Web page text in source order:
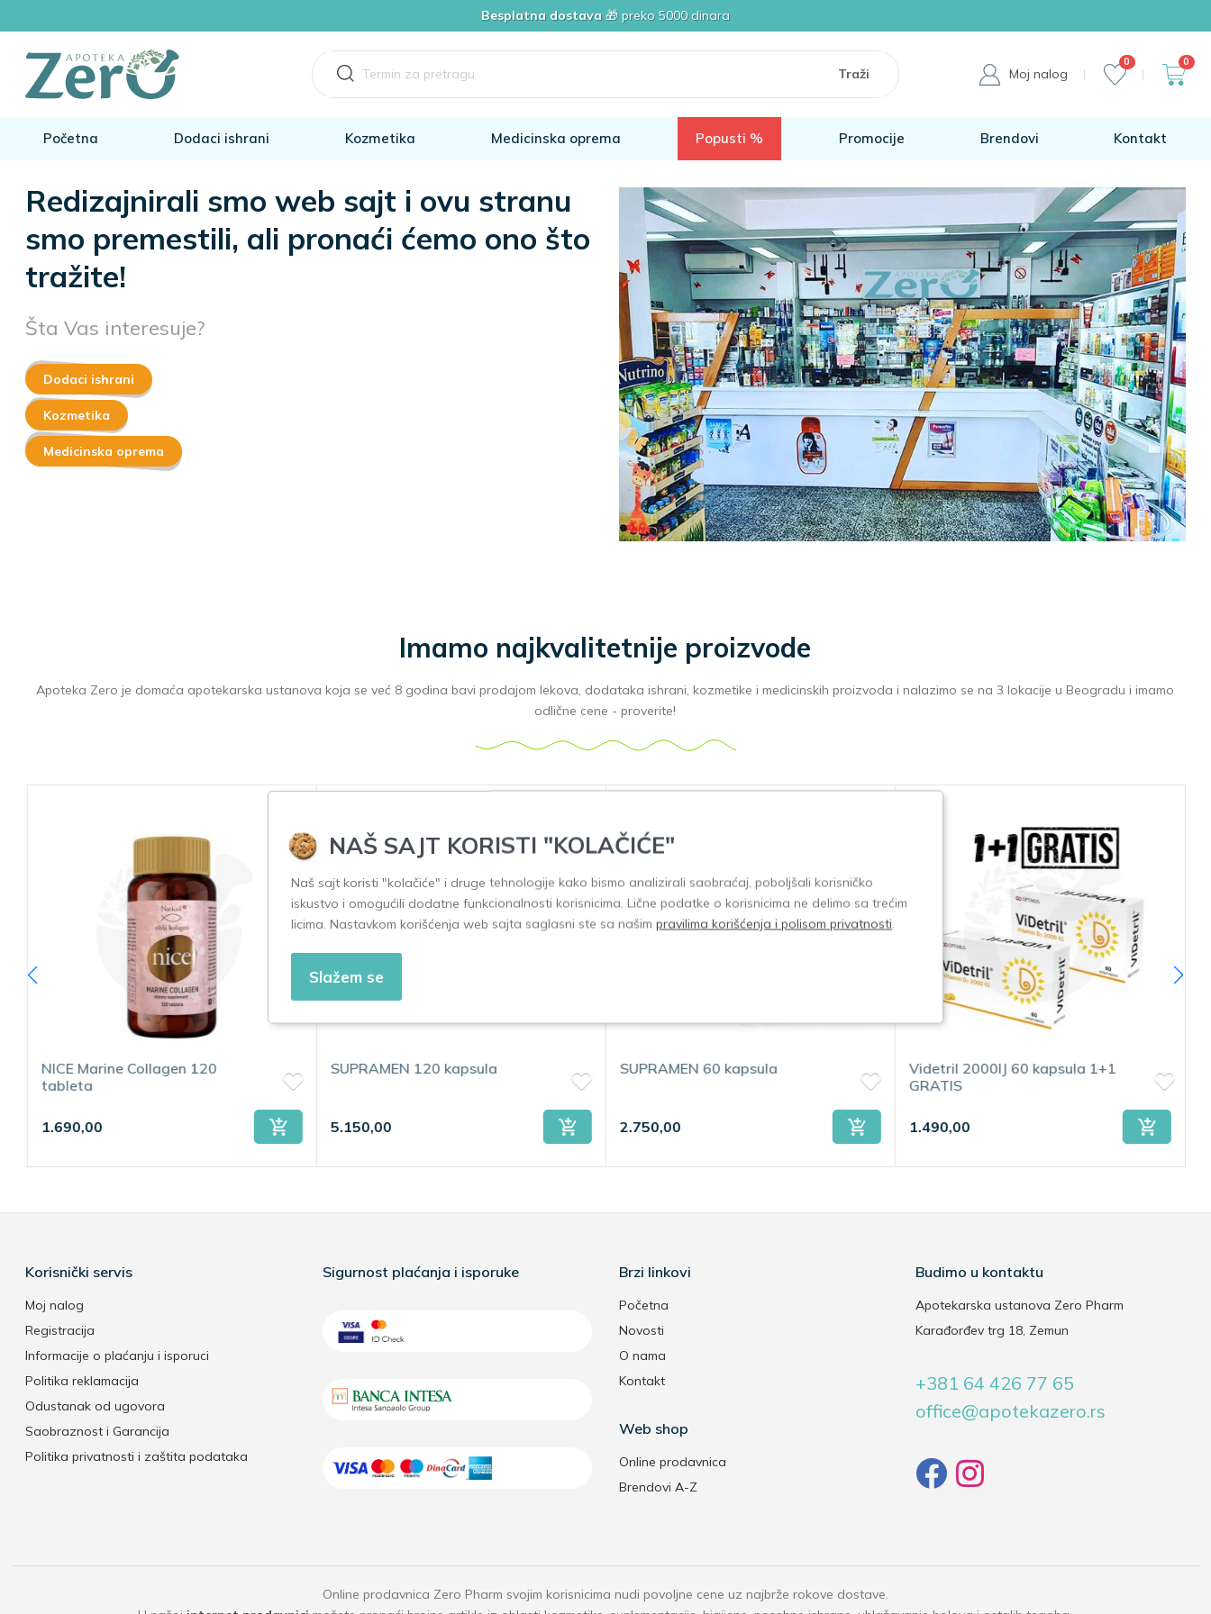
Besplatna dostava🎁 preko 5000 dinara
Moj nalog
0 0
Početna Dodaci ishrani Kozmetika Medicinska oprema Popusti % Promocije Brendovi Kontakt
Redizajnirali smo web sajt i ovu stranu
smo premestili, ali pronaći ćemo ono što
tražite!
Šta Vas interesuje?
Dodaci ishrani
Kozmetika
Medicinska oprema
Imamo najkvalitetnije proizvode
Apoteka Zero je domaća apotekarska ustanova koja se već 8 godina bavi prodajom lekova, dodataka ishrani, kozmetike i medicinskih proizvoda i nalazimo se na 3 lokacije u Beogradu i imamo
odlične cene - proverite!
NICE Marine Collagen 120
tableta
1.690,00
SUPRAMEN 120 kapsula
5.150,00
SUPRAMEN 60 kapsula
2.750,00
Videtril 2000IJ 60 kapsula 1+1
GRATIS
1.490,00
Korisnički servis
Moj nalog
Registracija
Informacije o plaćanju i isporuci
Politika reklamacija
Odustanak od ugovora
Saobraznost i Garancija
Politika privatnosti i zaštita podataka
Sigurnost plaćanja i isporuke Brzi linkovi
Početna
Novosti
O nama
Kontakt
Web shop
Online prodavnica
Brendovi A-Z
Budimo u kontaktu
Apotekarska ustanova Zero Pharm
Karađorđev trg 18, Zemun
+381 64 426 77 65
office@apotekazero.rs
Online prodavnica Zero Pharm svojim korisnicima nudi povoljne cene uz najbrže rokove dostave.
NAŠ SAJT KORISTI "KOLAČIĆE"
Naš sajt koristi "kolačiće" i druge tehnologije kako bismo analizirali saobraćaj, poboljšali korisničko
iskustvo i omogućili dodatne funkcionalnosti korisnicima. Lične podatke o korisnicima ne delimo sa trećim
licima. Nastavkom korišćenja web sajta saglasni ste sa našim pravilima korišćenja i polisom privatnosti.
Slažem se